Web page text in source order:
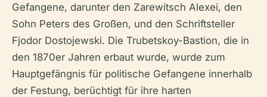
Gefangene, darunter den Zarewitsch Alexei, den
Sohn Peters des Großen, und den Schriftsteller
Fjodor Dostojewski. Die Trubetskoy-Bastion, die in
den 1870er Jahren erbaut wurde, wurde zum
Hauptgefängnis für politische Gefangene innerhalb
der Festung, berüchtigt für ihre harten